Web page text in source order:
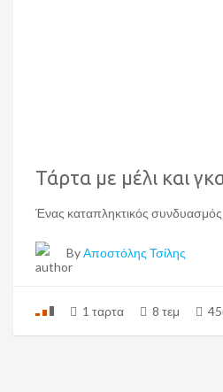
Τάρτα με μέλι και
Ένας καταπληκτικός
ByΑποστόλης Τσίλης
1 ταρτα 8 τεμ